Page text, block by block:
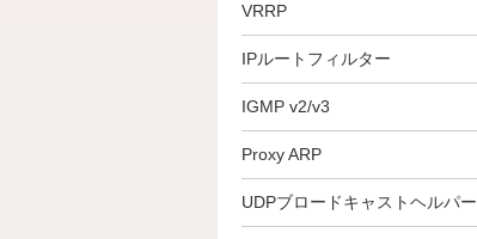
VRRP
IPルートフィルター
IGMP v2/v3
Proxy ARP
UDPブロードキャストヘルパー
－
○
○
○
○ ○